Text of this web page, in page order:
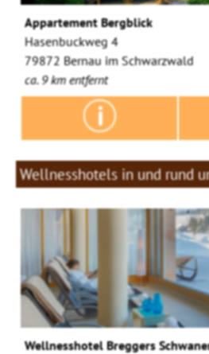
Appartement Bergblick
Hasenbuckweg 4
79872 Bernau im Schwarzwald
ca. 9 km entfernt
Wellnesshotels in und rund
Wellnesshotel Breggers